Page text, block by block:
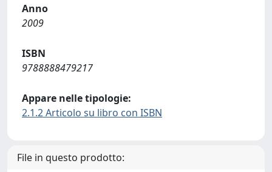
Anno
2009
ISBN
9788888479217
Appare nelle tipologie:
2.1.2 Articolo su libro con ISBN
File in questo prodotto: